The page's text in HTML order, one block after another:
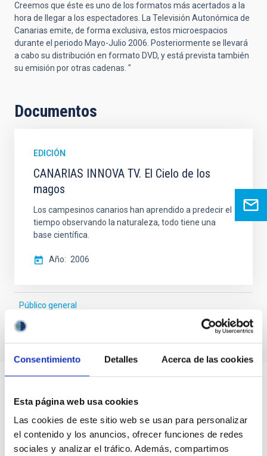
Consentimiento Detalles Acerca de las cookies
Esta página web usa cookies
Las cookies de este sitio web se usan para personalizar
el contenido y los anuncios, ofrecer funciones de redes
sociales y analizar el tráfico. Además, compartimos
Creemos que éste es uno de los formatos más acertados a la
hora de llegar a los espectadores. La Televisión Autonómica de
Canarias emite, de forma exclusiva, estos microespacios
durante el periodo Mayo-Julio 2006. Posteriormente se llevará
a cabo su distribución en formato DVD, y está prevista también
su emisión por otras cadenas. "
Documentos
EDICIÓN
CANARIAS INNOVA TV. El Cielo de los
magos
Los campesinos canarios han aprendido a predecir el
tiempo observando la naturaleza, todo tiene una
base científica.
Año 2006
Público general